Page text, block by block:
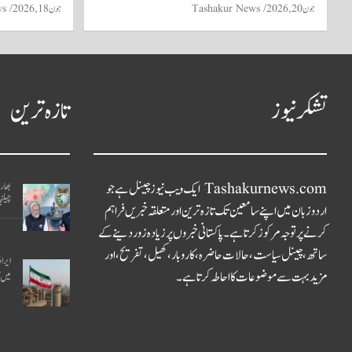
جون 20, 2026 Tashakur News جون 18, 2026
تشکر نیوز
Tashakurnews.com ایک ویب نیوز چینل ہے جو
اردو زبان میں اپنے سامعین تک تازہ ترین اور متعلقہ خبریں فراہم
کرنے پر توجہ مرکوز کرتا ہے۔ پاکستانی خبروں پر زیادہ زور دینے کے
ساتھ، چینل سیاست، حالات حاضرہ، کاروبار، کھیل، تفریح، اور
مزید بہت سے موضوعات کا احاطہ کرتا ہے۔
تازہ ترین